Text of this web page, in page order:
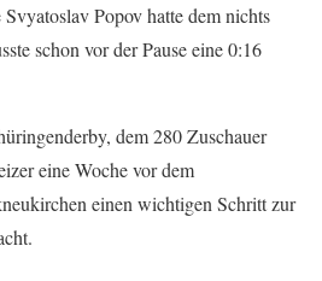
Popov hatte dem nichts
schon vor der Pause eine 0:16
dem 280 Zuschauer
eine Woche vor dem
einen wichtigen Schritt zur